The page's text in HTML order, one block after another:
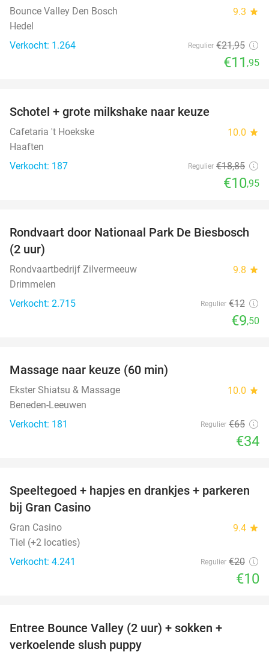
Bounce Valley Den Bosch 9.3 star
Hedel
Verkocht: 1.264
Regulier €21,95
€11 ,95
Schotel + grote milkshake naar keuze
Cafetaria 't Hoekske 10.0 star
Haaften
Verkocht: 187
Regulier €18,85
€10,95
21%
Rondvaart door Nationaal Park De Biesbosch
(2 uur)
Rondvaartbedrijf Zilvermeeuw 9.8 star
Drimmelen
Verkocht: 2.715
Regulier €12
€9,50
Massage naar keuze (60 min)
Ekster Shiatsu & Massage 10.0 star
Beneden-Leeuwen
Verkocht: 181
Regulier €65
€34
50%
Speeltegoed + hapjes en drankjes + parkeren
bij Gran Casino
Gran Casino 9.4 star
Tiel (+2 locaties)
Verkocht: 4.241
Regulier €20
€10
Entree Bounce Valley (2 uur) + sokken +
verkoelende slush puppy